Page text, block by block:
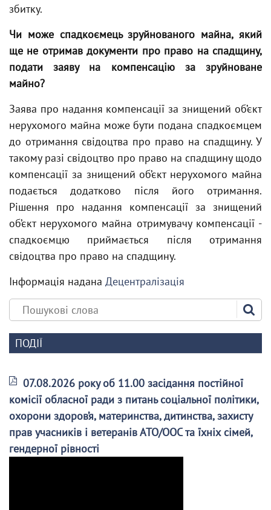
збитку.
Чи може спадкоємець зруйнованого майна, який
ще не отримав документи про право на спадщину,
подати заяву на компенсацію за зруйноване
майно?
Заява про надання компенсації за знищений об’єкт
нерухомого майна може бути подана спадкоємцем
до отримання свідоцтва про право на спадщину. У
такому разі свідоцтво про право на спадщину щодо
компенсації за знищений об’єкт нерухомого майна
подається додатково після його отримання.
Рішення про надання компенсації за знищений
об’єкт нерухомого майна отримувачу компенсації -
спадкоємцю приймається після отримання
свідоцтва про право на спадщину.
Інформація надана Децентралізація
ПОДІЇ
07.08.2026 року об 11.00 засідання постійної
комісії обласної ради з питань соціальної політики,
охорони здоров’я, материнства, дитинства, захисту
прав учасників і ветеранів АТО/ООС та їхніх сімей,
гендерної рівності